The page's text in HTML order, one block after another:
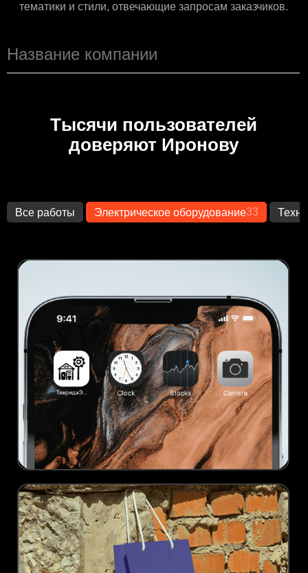
тематики и стили, отвечающие запросам заказчиков.
Тысячи пользователей
доверяют Иронову
Все работы Электрическое оборудование33